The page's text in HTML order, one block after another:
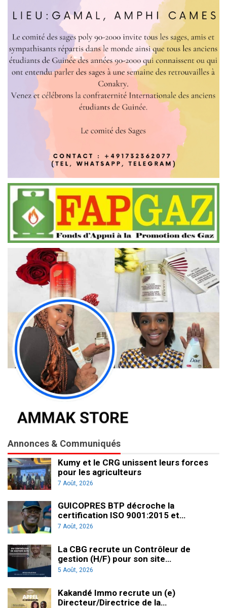
Annonces & Communiqués
Kumy et le CRG unissent leurs forces
pour les agriculteurs
7 Août, 2026
GUICOPRES BTP décroche la
certification ISO 9001:2015 et…
7 Août, 2026
La CBG recrute un Contrôleur de
gestion (H/F) pour son site…
5 Août, 2026
Kakandé Immo recrute un (e)
Directeur/Directrice de la…